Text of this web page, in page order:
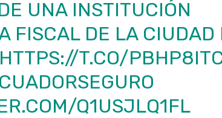
UNA INSTITUCIÓN
FISCAL DE LA CIUDAD
HTTPS://T.CO/
Q1USJLQ1FL